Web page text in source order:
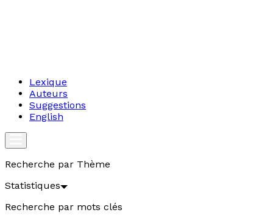
Lexique
Auteurs
Suggestions
English
Recherche par Thème
Statistiques
Recherche par mots clés